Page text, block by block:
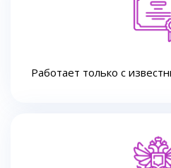
Работает только с